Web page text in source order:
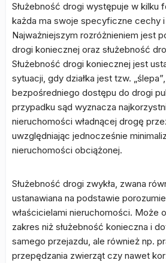
Służebność drogi występuje w kilku
każda ma swoje specyficzne cechy
Najważniejszym rozróżnieniem jest
drogi koniecznej oraz służebność
Służebność drogi koniecznej jest
sytuacji, gdy działka jest tzw.
bezpośredniego dostępu do drogi
przypadku sąd wyznacza
nieruchomości władnącej drogę
uwzględniając jednocześnie
nieruchomości obciążonej.
Służebność drogi zwykła, zwana
ustanawiana na podstawie
właścicielami nieruchomości. Może
zakres niż służebność konieczna i
samego przejazdu, ale również np.
przepędzania zwierząt czy nawet